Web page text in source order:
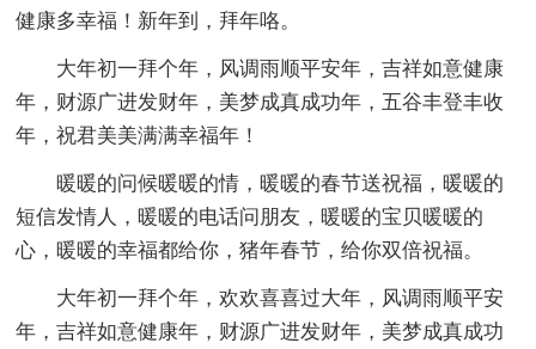
健康多幸福！新年到，拜年咯。
大年初一拜个年，风调雨顺平安年，吉祥如意健康
年，财源广进发财年，美梦成真成功年，五谷丰登丰收
年，祝君美美满满幸福年！
暖暖的问候暖暖的情，暖暖的春节送祝福，暖暖的
短信发情人，暖暖的电话问朋友，暖暖的宝贝暖暖的
心，暖暖的幸福都给你，猪年春节，给你双倍祝福。
大年初一拜个年，欢欢喜喜过大年，风调雨顺平安
年，吉祥如意健康年，财源广进发财年，美梦成真成功